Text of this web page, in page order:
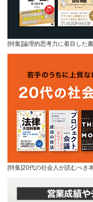
[特集]論理的思考力に着目した
[特集]20代の社会人が読むべき